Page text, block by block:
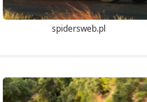
spidersweb.pl